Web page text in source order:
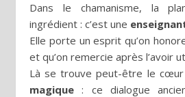
Dans le chamanisme, la
ingrédient : c’est une
Elle porte un esprit qu’on
et qu’on remercie après l’avoir
Là se trouve peut-être le cœur
magique : ce dialogue